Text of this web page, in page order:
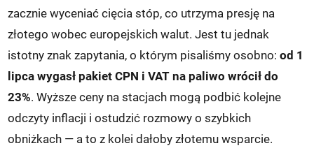
zacznie wyceniać cięcia stóp, co utrzyma presję na
złotego wobec europejskich walut. Jest tu jednak
istotny znak zapytania, o którym pisaliśmy osobno:od 1
lipca wygasł pakiet CPN i VAT na paliwo wrócił do
23%. Wyższe ceny na stacjach mogą podbić kolejne
odczyty inflacji i ostudzić rozmowy o szybkich
obniżkach — a to z kolei dałoby złotemu wsparcie.